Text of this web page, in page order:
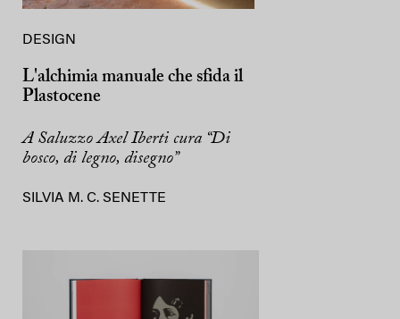
DESIGN
L'alchimia manuale che sfida il
Plastocene
A Saluzzo Axel Iberti cura “Di
bosco, di legno, disegno”
SILVIA M. C. SENETTE